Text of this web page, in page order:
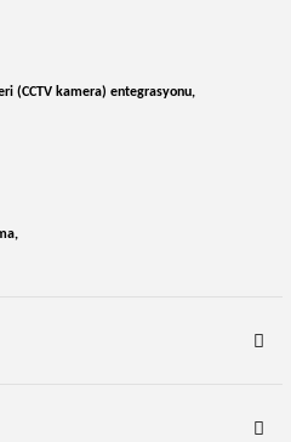
(CCTV kamera) entegrasyonu,